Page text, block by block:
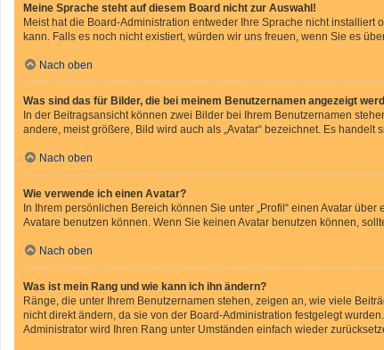
Meine Sprache steht auf diesem Board nicht zur Auswahl!
Meist hat die Board-Administration entweder Ihre Sprache nicht
kann. Falls es noch nicht existiert, würden wir uns freuen, wenn Sie es
Nach oben
Was sind das für Bilder, die bei meinem Benutzernamen angezeigt
In der Beitragsansicht können zwei Bilder bei Ihrem Benutzernamen
andere, meist größere, Bild wird auch als „Avatar“ bezeichnet. Es
Nach oben
Wie verwende ich einen Avatar?
In Ihrem persönlichen Bereich können Sie unter „Profil“ einen Avatar
Avatare benutzen können. Wenn Sie keinen Avatar benutzen können,
Nach oben
Was ist mein Rang und wie kann ich ihn ändern?
Ränge, die unter Ihrem Benutzernamen stehen, zeigen an, wie viele
nicht direkt ändern, da sie von der Board-Administration festgelegt
Administrator wird Ihren Rang unter Umständen einfach wieder